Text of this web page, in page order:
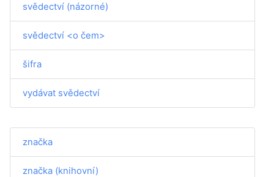
svědectví (názorné)
svědectví <o čem>
šifra
vydávat svědectví
značka
značka (knihovní)